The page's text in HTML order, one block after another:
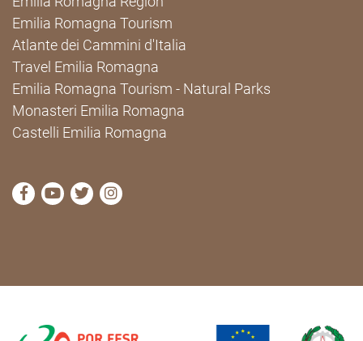
Emilia Romagna Tourism
Atlante dei Cammini d'Italia
Travel Emilia Romagna
Emilia Romagna Tourism - Natural Parks
Monasteri Emilia Romagna
Castelli Emilia Romagna
visit Cammini Emilia-Romagna Facebook profile
visit Cammini Emilia-Romagna YouTube profile
visit Cammini Emilia-Romagna Twitter
visit Cammini Emilia-Romagna